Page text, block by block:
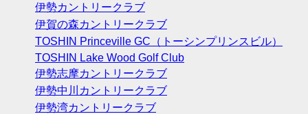
伊勢カントリークラブ
伊賀の森カントリークラブ
TOSHIN Princeville GC（トーシンプリンスビル）
TOSHIN Lake Wood Golf Club
伊勢志摩カントリークラブ
伊勢中川カントリークラブ
伊勢湾カントリークラブ